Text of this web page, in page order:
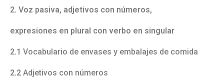
2. Voz pasiva, adjetivos con números,
expresiones en plural con verbo en singular
2.1 Vocabulario de envases y embalajes de comida
2.2 Adjetivos con números